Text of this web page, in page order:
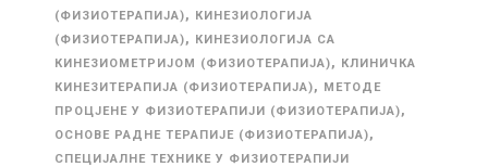
(ФИЗИОТЕРАПИЈА), КИНЕЗИОЛОГИЈА
(ФИЗИОТЕРАПИЈА), КИНЕЗИОЛОГИЈА СА
КИНЕЗИОМЕТРИЈОМ (ФИЗИОТЕРАПИЈА), КЛИНИЧКА
КИНЕЗИТЕРАПИЈА (ФИЗИОТЕРАПИЈА), МЕТОДЕ
ПРОЦЈЕНЕ У ФИЗИОТЕРАПИЈИ (ФИЗИОТЕРАПИЈА),
ОСНОВЕ РАДНЕ ТЕРАПИЈЕ (ФИЗИОТЕРАПИЈА),
СПЕЦИЈАЛНЕ ТЕХНИКЕ У ФИЗИОТЕРАПИЈИ